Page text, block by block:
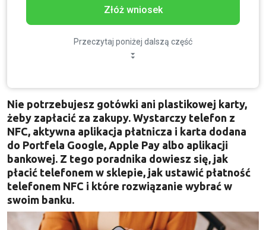
Złóż wniosek
Przeczytaj poniżej dalszą część
Nie potrzebujesz gotówki ani plastikowej karty,
żeby zapłacić za zakupy. Wystarczy telefon z
NFC, aktywna aplikacja płatnicza i karta dodana
do Portfela Google, Apple Pay albo aplikacji
bankowej. Z tego poradnika dowiesz się, jak
płacić telefonem w sklepie, jak ustawić płatność
telefonem NFC i które rozwiązanie wybrać w
swoim banku.